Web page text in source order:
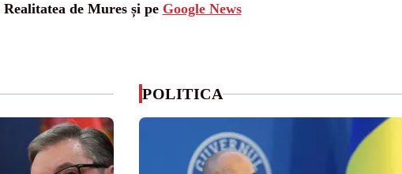
de Mures și pe Google News
POLITICA